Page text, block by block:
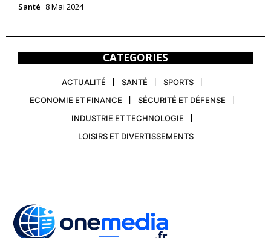
Santé 8 Mai 2024
CATEGORIES
ACTUALITÉ SANTÉ
SPORTS
ECONOMIE ET FINANCE
SÉCURITÉ ET DÉFENSE
INDUSTRIE ET TECHNOLOGIE
LOISIRS ET DIVERTISSEMENTS